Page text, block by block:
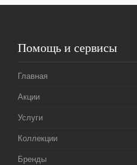
Помощь и сервисы
Главная
Акции
Услуги
Коллекции
Бренды